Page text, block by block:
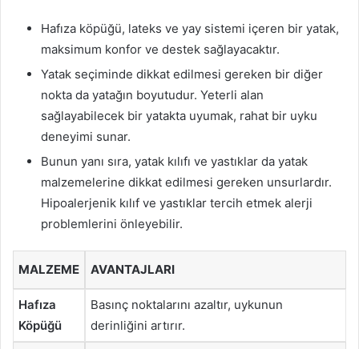
Hafıza köpüğü, lateks ve yay sistemi içeren bir yatak,
maksimum konfor ve destek sağlayacaktır.
Yatak seçiminde dikkat edilmesi gereken bir diğer
nokta da yatağın boyutudur. Yeterli alan
sağlayabilecek bir yatakta uyumak, rahat bir uyku
deneyimi sunar.
Bunun yanı sıra, yatak kılıfı ve yastıklar da yatak
malzemelerine dikkat edilmesi gereken unsurlardır.
Hipoalerjenik kılıf ve yastıklar tercih etmek alerji
problemlerini önleyebilir.
MALZEME AVANTAJLARI
Hafıza
Köpüğü
Basınç noktalarını azaltır, uykunun
derinliğini artırır.